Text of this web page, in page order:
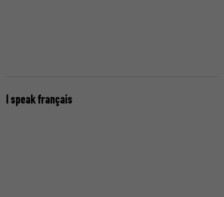
I speak français